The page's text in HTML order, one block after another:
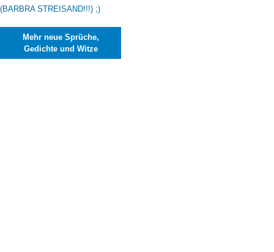
Mehr neue Sprüche,
Gedichte und Witze